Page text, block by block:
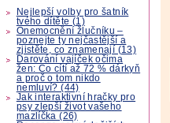
Nejlepší volby pro šatník
tvého dítěte (1)
Onemocnění žlučníku –
poznejte ty nejčastější a
zjistěte, co znamenají (13)
Darování vajíček očima
žen: Co cítí až 72 % dárkyň
a proč o tom nikdo
nemluví? (44)
Jak interaktivní hračky pro
psy zlepší život vašeho
mazlíčka (26)